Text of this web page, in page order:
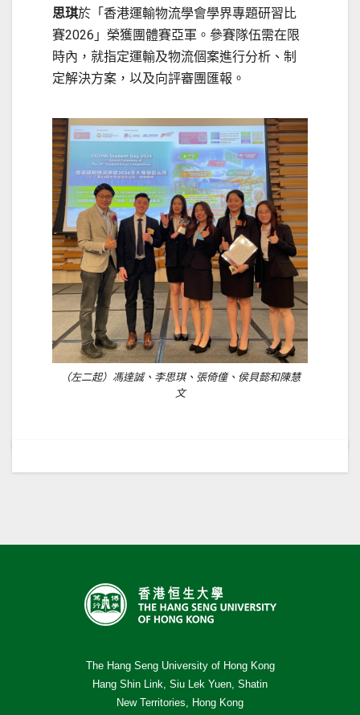
思琪於「香港運輸物流學會學界專題研習比
賽2026」榮獲團體賽亞軍。參賽隊伍需在限
時內，就指定運輸及物流個案進行分析、制
定解決方案，以及向評審團匯報。
（左二起）馮達誠、李思琪、張倚僮、侯貝懿和陳慧
文
The Hang Seng University of Hong Kong
Hang Shin Link, Siu Lek Yuen, Shatin
New Territories, Hong Kong